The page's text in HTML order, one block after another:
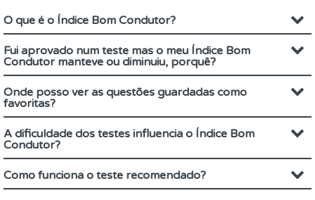
O que é o Índice Bom Condutor?
Fui aprovado num teste mas o meu Índice Bom
Condutor manteve ou diminuiu, porquê?
Onde posso ver as questões guardadas como
favoritas?
A dificuldade dos testes influencia o Índice Bom
Condutor?
Como funciona o teste recomendado?